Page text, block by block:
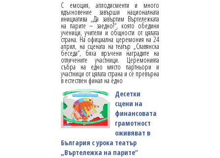
С емоция, аплодисменти и много
вдъхновение завърши националната
инициатива „Да завъртим Въртележката
на парите – заедно!“, която обедини
ученици, учители и общности от цялата
страна. На официална церемония на 24
април, на сцената на театър „Славянска
беседа“, бяха връчени наградите на
отличените участници. Церемонията
събра на едно място партньори и
участници от цялата страна и се превърна
в естествен финал на едно
Десетки
сцени на
финансовата
грамотност
оживяват в
България с урока театър
„Въртележка на парите“